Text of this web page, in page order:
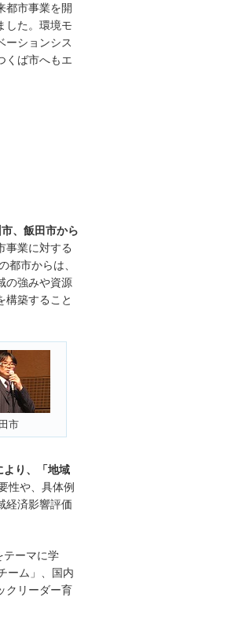
都市事業を開
した。環境モ
ーションシス
くば市へもエ
、飯田市から
事業に対する
都市からは、
の強みや資源
構築すること
市
より、「地域
性や、具体例
経済影響評価
テーマに学
ーム」、国内
クリーダー育